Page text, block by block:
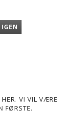
HER. VI VIL VÆRE
FØRSTE.